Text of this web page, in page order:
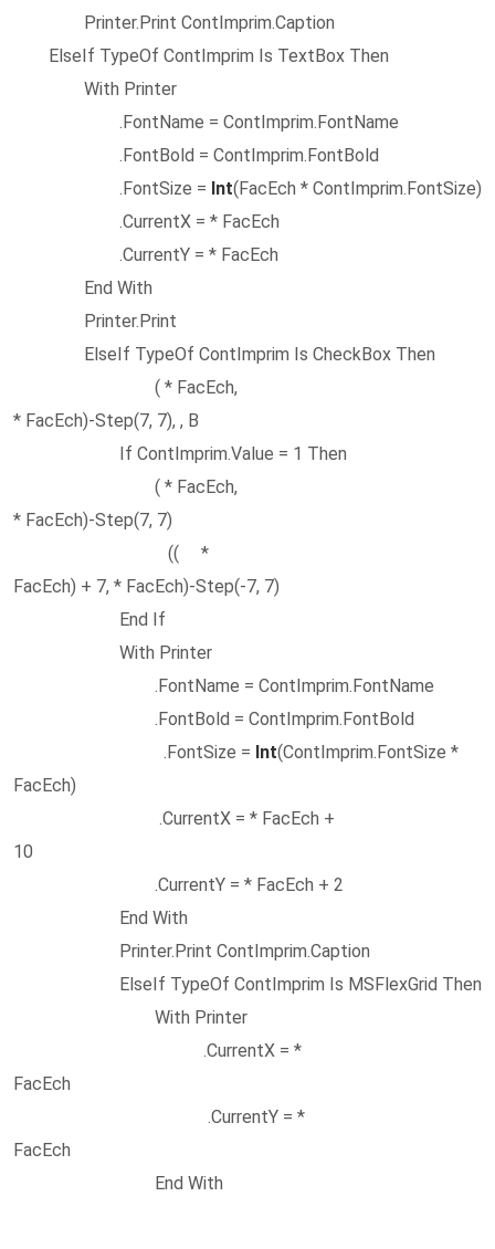
Printer.Print ContImprim.Caption
ElseIf TypeOf ContImprim Is TextBox Then
With Printer
.FontName = ContImprim.FontName
.FontBold = ContImprim.FontBold
.FontSize = Int(FacEch * ContImprim.FontSize)
.CurrentX = * FacEch
.CurrentY = * FacEch
End With
Printer.Print
ElseIf TypeOf ContImprim Is CheckBox Then
( * FacEch,
* FacEch)-Step(7, 7), , B
If ContImprim.Value = 1 Then
( * FacEch,
* FacEch)-Step(7, 7)
(( *
FacEch) + 7, * FacEch)-Step(-7, 7)
End If
With Printer
.FontName = ContImprim.FontName
.FontBold = ContImprim.FontBold
.FontSize = Int(ContImprim.FontSize *
FacEch)
.CurrentX = * FacEch +
10
.CurrentY = * FacEch + 2
End With
Printer.Print ContImprim.Caption
ElseIf TypeOf ContImprim Is MSFlexGrid Then
With Printer
.CurrentX = *
FacEch
.CurrentY = *
FacEch
End With